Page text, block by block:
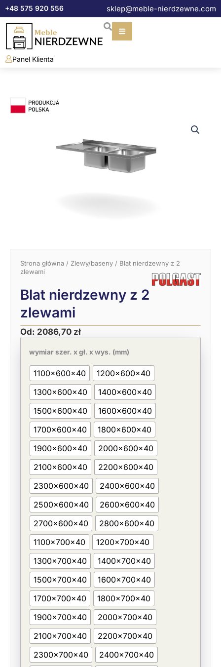
do+48 575 920 556 sklep@meble-nierdzewne.com
Panel Klienta
Strona główna / Zlewy/baseny / Blat nierdzewny z 2
zlewami
Blat nierdzewny z 2
zlewami
Od: 2086,70 zł
wymiar szer. x gł. x wys. (mm)
1100x600x40
1200x600x40
1300x600x40
1400x600x40
1500x600x40
1600x600x40
1700x600x40
1800x600x40
1900x600x40
2000x600x40
2100x600x40
2200x600x40
2300x600x40
2400x600x40
2500x600x40
2600x600x40
2700x600x40
2800x600x40
1100x700x40
1200x700x40
1300x700x40
1400x700x40
1500x700x40
1600x700x40
1700x700x40
1800x700x40
1900x700x40
2000x700x40
2100x700x40
2200x700x40
2300x700x40
2400x700x40
Blat
nierdzewny
zlewami